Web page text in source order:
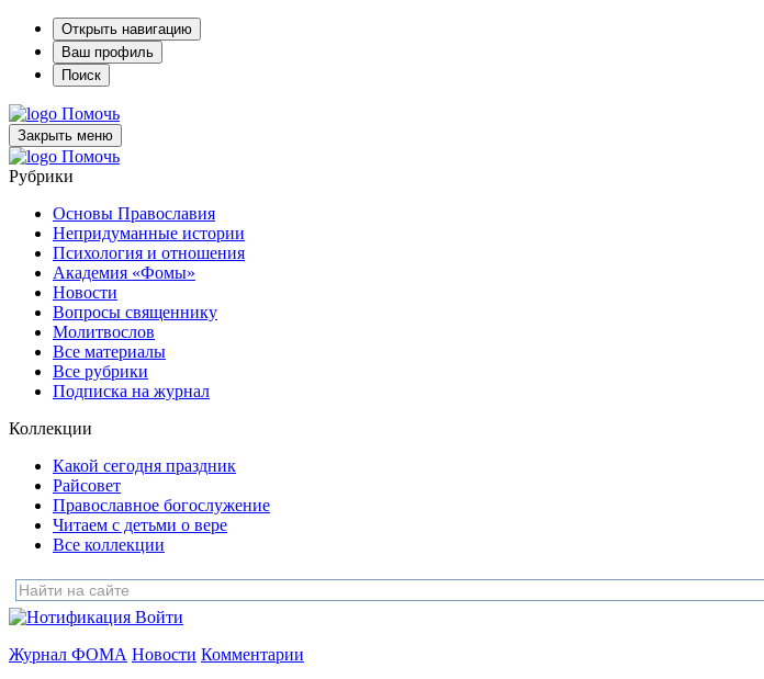
Открыть навигацию
Ваш профиль
Поиск
Помочь
Закрыть меню
Помочь
Рубрики
Основы Православия
Непридуманные истории
Психология и отношения
Академия «Фомы»
Новости
Вопросы священнику
Молитвослов
Все материалы
Все рубрики
Подписка на журнал
Коллекции
Какой сегодня праздник
Райсовет
Православное богослужение
Читаем с детьми о вере
Все коллекции
Войти
Журнал ФОМА Новости Комментарии